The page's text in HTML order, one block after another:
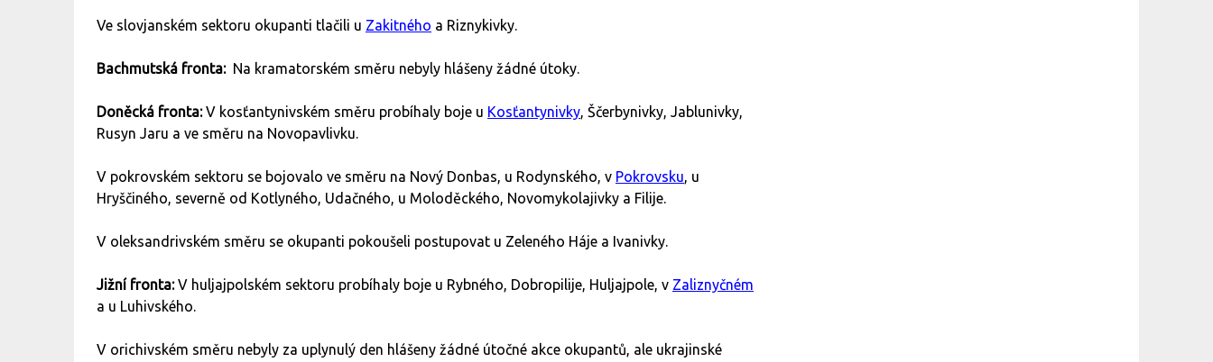
Ve slovjanském sektoru okupanti tlačili u Zakitného a Riznykivky.
Bachmutská fronta:Na kramatorském směru nebyly hlášeny žádné útoky.
Doněcká fronta:V kosťantynivském směru probíhaly boje u Kosťantynivky, Ščerbynivky, Jablunivky,
Rusyn Jaru a ve směru na Novopavlivku.
V pokrovském sektoru se bojovalo ve směru na Nový Donbas, u Rodynského, v Pokrovsku, u
Hryščiného, severně od Kotlyného, Udačného, u Moloděckého, Novomykolajivky a Filije.
V oleksandrivském směru se okupanti pokoušeli postupovat u Zeleného Háje a Ivanivky.
Jižní fronta:V huljajpolském sektoru probíhaly boje u Rybného, Dobropilije, Huljajpole, v Zaliznyčném
a u ​​Luhivského.
V orichivském směru nebyly za uplynulý den hlášeny žádné útočné akce okupantů, ale ukrajinské